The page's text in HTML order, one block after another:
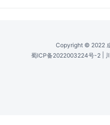
Copyright © 2022
蜀ICP备2022003224号-2